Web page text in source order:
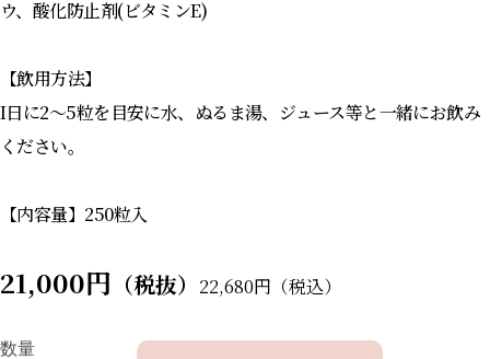
ウ、酸化防止剤(ビタミンE)
【飲用方法】
I日に2〜5粒を目安に水、ぬるま湯、ジュース等と一緒にお飲み
ください。
【内容量】250粒入
21,000円 （税抜） 22,680円（税込）